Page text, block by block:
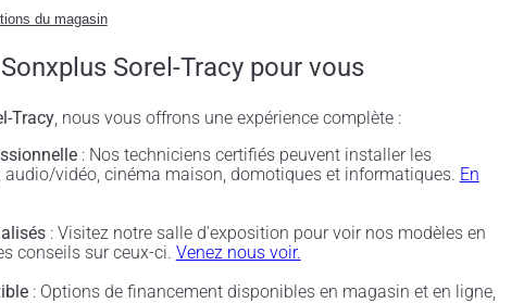
du magasin
Sorel-Tracy pour vous
Tracy, nous vous offrons une expérience complète :
: Nos techniciens certifiés peuvent installer les
audio/vidéo, cinéma maison, domotiques et informatiques. En
: Visitez notre salle d'exposition pour voir nos modèles en
conseils sur ceux-ci. Venez nous voir.
: Options de financement disponibles en magasin et en ligne,